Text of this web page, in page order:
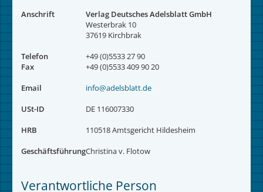
Verbände
Anschrift
Verlag Deutsches Adelsblatt GmbH
Westerbrak 10
37619 Kirchbrak
Telefon
+49 (0)5533 27 90
Fax
+49 (0)5533 409 90 20
Email
info@adelsblatt.de
USt-ID
DE 116007330
HRB
110518 Amtsgericht Hildesheim
GeschäftsführungChristina v. Flotow
Verantwortliche Person